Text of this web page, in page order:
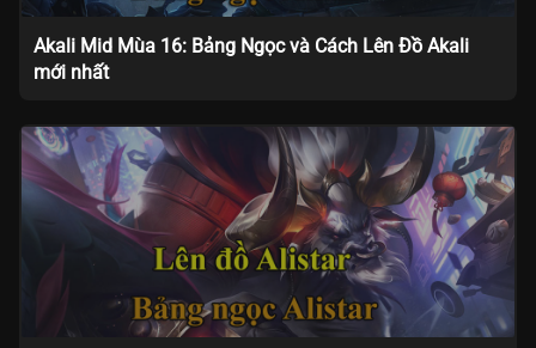
Akali Mid Mùa 16: Bảng Ngọc và Cách Lên Đồ Akali
mới nhất